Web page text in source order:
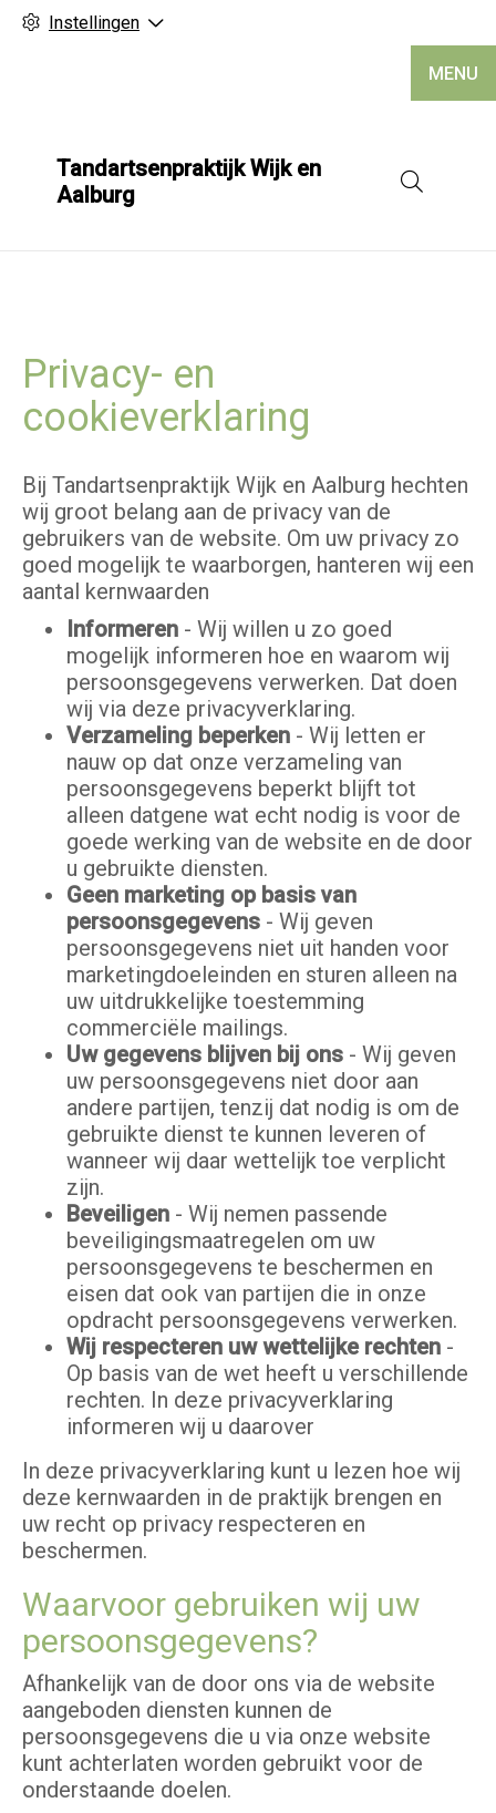
Instellingen
Tandartsenpraktijk Wijk en
Aalburg
MENU
Privacy- en
cookieverklaring
Bij Tandartsenpraktijk Wijk en Aalburg hechten
wij groot belang aan de privacy van de
gebruikers van de website. Om uw privacy zo
goed mogelijk te waarborgen, hanteren wij een
aantal kernwaarden
Informeren - Wij willen u zo goed
mogelijk informeren hoe en waarom wij
persoonsgegevens verwerken. Dat doen
wij via deze privacyverklaring.
Verzameling beperken - Wij letten er
nauw op dat onze verzameling van
persoonsgegevens beperkt blijft tot
alleen datgene wat echt nodig is voor de
goede werking van de website en de door
u gebruikte diensten.
Geen marketing op basis van
persoonsgegevens - Wij geven
persoonsgegevens niet uit handen voor
marketingdoeleinden en sturen alleen na
uw uitdrukkelijke toestemming
commerciële mailings.
Uw gegevens blijven bij ons - Wij geven
uw persoonsgegevens niet door aan
andere partijen, tenzij dat nodig is om de
gebruikte dienst te kunnen leveren of
wanneer wij daar wettelijk toe verplicht
zijn.
Beveiligen - Wij nemen passende
beveiligingsmaatregelen om uw
persoonsgegevens te beschermen en
eisen dat ook van partijen die in onze
opdracht persoonsgegevens verwerken.
Wij respecteren uw wettelijke rechten -
Op basis van de wet heeft u verschillende
rechten. In deze privacyverklaring
informeren wij u daarover
In deze privacyverklaring kunt u lezen hoe wij
deze kernwaarden in de praktijk brengen en
uw recht op privacy respecteren en
beschermen.
Waarvoor gebruiken wij uw
persoonsgegevens?
Afhankelijk van de door ons via de website
aangeboden diensten kunnen de
persoonsgegevens die u via onze website
kunt achterlaten worden gebruikt voor de
onderstaande doelen.